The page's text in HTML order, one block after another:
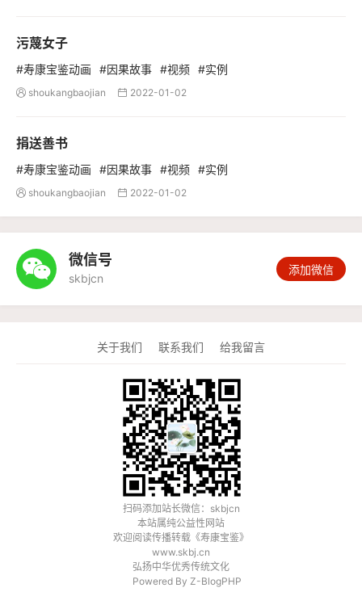
污蔑女子
#寿康宝鉴动画 #因果故事 #视频 #实例
 shoukangbaojian  2022-01-02
捐送善书
#寿康宝鉴动画 #因果故事 #视频 #实例
 shoukangbaojian  2022-01-02
 微信号
skbjcn
添加微信
关于我们 联系我们 给我留言
扫码添加站长微信：skbjcn
本站属纯公益性网站
欢迎阅读传播转载《寿康宝鉴》
www.skbj.cn
弘扬中华优秀传统文化
Powered By Z-BlogPHP